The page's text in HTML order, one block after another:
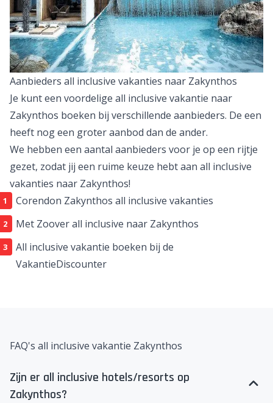
Aanbieders all inclusive vakanties naar Zakynthos
Je kunt een voordelige all inclusive vakantie naar
Zakynthos boeken bij verschillende aanbieders. De een
heeft nog een groter aanbod dan de ander.
We hebben een aantal aanbieders voor je op een rijtje
gezet, zodat jij een ruime keuze hebt aan all inclusive
vakanties naar Zakynthos!
Corendon Zakynthos all inclusive vakanties
Met Zoover all inclusive naar Zakynthos
All inclusive vakantie boeken bij de
VakantieDiscounter
FAQ's all inclusive vakantie Zakynthos
Zijn er all inclusive hotels/resorts op
Zakynthos?